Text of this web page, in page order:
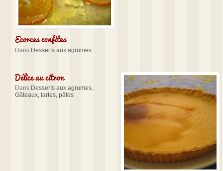
Ecorces confites
Dans Desserts aux agrumes
Délice au citron
Dans Desserts aux agrumes,
Gâteaux, tartes, pâtes